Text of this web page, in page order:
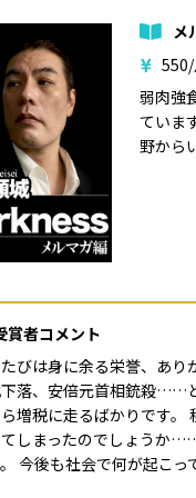
メ
弱肉強
ていま
野から
賞者コメント
びは身に余る栄誉、あ
落、安倍元首相銃殺……
増税に走るばかりです
しまったのでしょうか
今後も社会で何が起こ